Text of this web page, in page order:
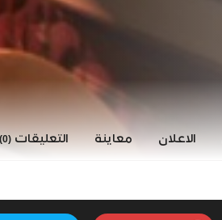
الاعلان معاينة التعليقات (0)